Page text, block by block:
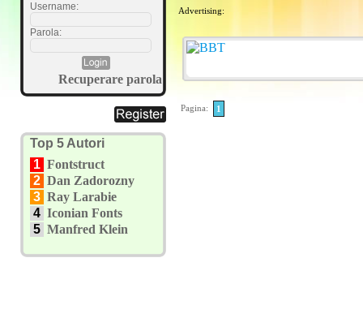
Username:
Parola:
Recuperare parola
Top 5 Autori
1 Fontstruct
2 Dan Zadorozny
3 Ray Larabie
4 Iconian Fonts
5 Manfred Klein
Advertising:
Pagina: 1